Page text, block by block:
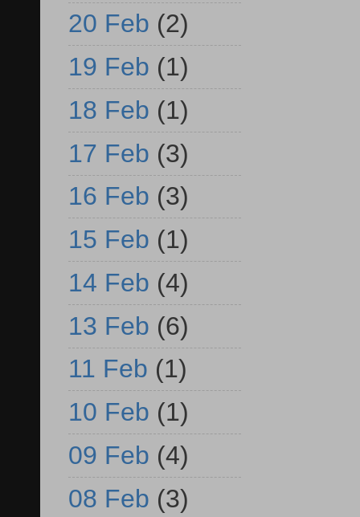
20 Feb (2)
19 Feb (1)
18 Feb (1)
17 Feb (3)
16 Feb (3)
15 Feb (1)
14 Feb (4)
13 Feb (6)
11 Feb (1)
10 Feb (1)
09 Feb (4)
08 Feb (3)